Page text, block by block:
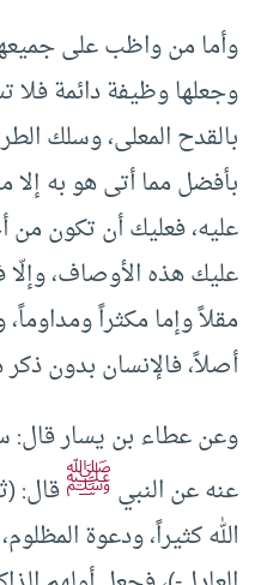
وأما من واظب على
وجعلها وظيفة دائمة فلا
بالقدح المعلى، وسلك
بأفضل مما أتى هو به
عليه، فعليك أن تكون
عليك هذه الأوصاف، وإلّا
مقلاً وإما مكثراً
أصلاً، فالإنسان بدون
وعن عطاء بن يسار
عنه عن النبيﷺقال:
الله كثيراً، ودعوة